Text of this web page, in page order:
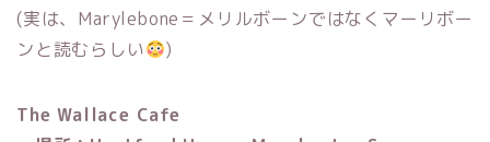
(実は、Marylebone＝メリルボーンではなくマーリボー
ンと読むらしい
)
The Wallace Cafe